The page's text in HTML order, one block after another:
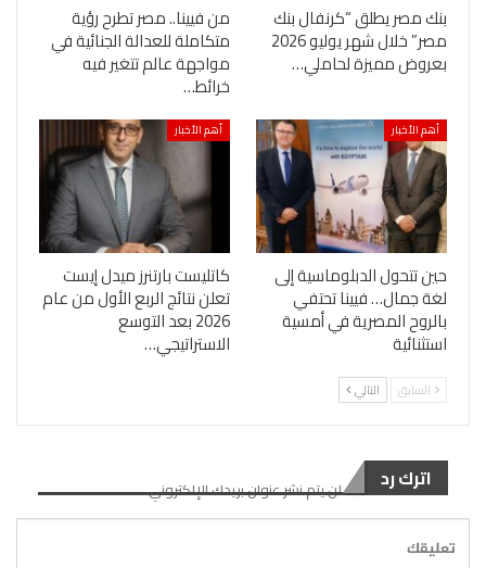
بنك مصر يطلق “كرنفال بنك
مصر” خلال شهر يوليو 2026
بعروض مميزة لحاملي…
من فيينا.. مصر تطرح رؤية
متكاملة للعدالة الجنائية في
مواجهة عالم تتغير فيه
خرائط…
أهم الأخبار
حين تتحول الدبلوماسية إلى
لغة جمال… فيينا تحتفي
بالروح المصرية في أمسية
استثنائية
أهم الأخبار
كاتليست بارتنرز ميدل إيست
تعلن نتائج الربع الأول من عام
2026 بعد التوسع
الاستراتيجي…
السابق التالي
اترك رد لن يتم نشر عنوان بريدك الإلكتروني.